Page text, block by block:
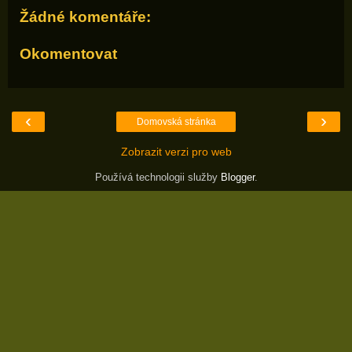
Žádné komentáře:
Okomentovat
‹ ›
Domovská stránka
Zobrazit verzi pro web
Používá technologii služby Blogger.